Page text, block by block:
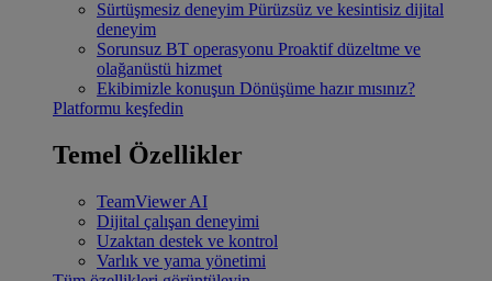
Sürtüşmesiz deneyim Pürüzsüz ve kesintisiz dijital
deneyim
Sorunsuz BT operasyonu Proaktif düzeltme ve
olağanüstü hizmet
Ekibimizle konuşun Dönüşüme hazır mısınız?
Platformu keşfedin
Temel Özellikler
TeamViewer AI
Dijital çalışan deneyimi
Uzaktan destek ve kontrol
Varlık ve yama yönetimi